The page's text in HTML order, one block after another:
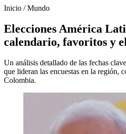
Inicio /Mundo
Elecciones América
calendario, favoritos y
Un análisis detallado de las fechas
que lideran las encuestas en la región,
Colombia.